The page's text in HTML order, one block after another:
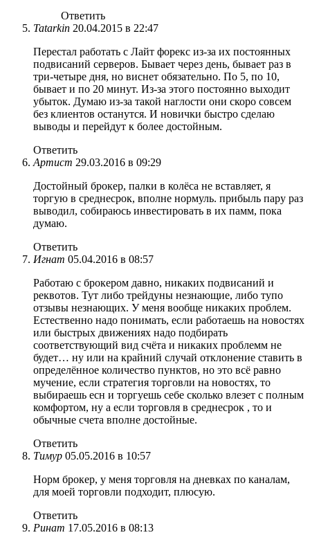
Ответить
Tatarkin 20.04.2015 в 22:47
Перестал работать с Лайт форекс из-за их постоянных
подвисаний серверов. Бывает через день, бывает раз в
три-четыре дня, но виснет обязательно. По 5, по 10,
бывает и по 20 минут. Из-за этого постоянно выходит
убыток. Думаю из-за такой наглости они скоро совсем
без клиентов останутся. И новички быстро сделаю
выводы и перейдут к более достойным.
Ответить
Артист 29.03.2016 в 09:29
Достойный брокер, палки в колёса не вставляет, я
торгую в среднесрок, вполне нормуль. прибыль пару раз
выводил, собираюсь инвестировать в их памм, пока
думаю.
Ответить
Игнат 05.04.2016 в 08:57
Работаю с брокером давно, никаких подвисаний и
реквотов. Тут либо трейдуны незнающие, либо тупо
отзывы незнающих. У меня вообще никаких проблем.
Естественно надо понимать, если работаешь на новостях
или быстрых движениях надо подбирать
соответствующий вид счёта и никаких проблемм не
будет… ну или на крайний случай отклонение ставить в
определённое количество пунктов, но это всё равно
мучение, если стратегия торговли на новостях, то
выбираешь есн и торгуешь себе сколько влезет с полным
комфортом, ну а если торговля в среднесрок , то и
обычные счета вполне достойные.
Ответить
Тимур 05.05.2016 в 10:57
Норм брокер, у меня торговля на дневках по каналам,
для моей торговли подходит, плюсую.
Ответить
Ринат 17.05.2016 в 08:13